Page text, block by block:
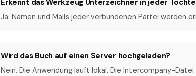
Erkennt das Werkzeug Unterzeichner in jeder
Ja. Namen und Mails jeder verbundenen Partei werden
Wird das Buch auf einen Server hochgeladen?
Nein. Die Anwendung läuft lokal. Die Intercompany-